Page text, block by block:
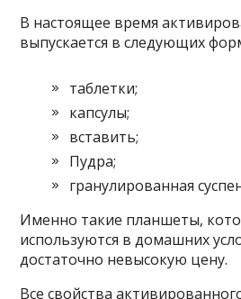
В настоящее время
выпускается в следующих
таблетки;
капсулы;
вставить;
Пудра;
гранулированная
Именно такие планшеты,
используются в домашних
достаточно невысокую цену.
Все свойства